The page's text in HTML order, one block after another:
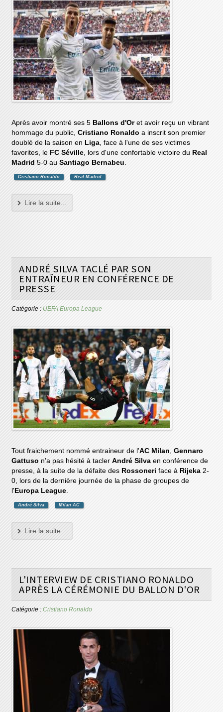
Après avoir montré ses 5 Ballons d'Oret avoir reçu un vibrant
hommage du public,Cristiano Ronaldo a inscrit son premier
doublé de la saison en Liga, face à l'une de ses victimes
favorites, le FC Séville, lors d'une confortable victoire du Real
Madrid5-0 auSantiago Bernabeu.
Cristiano Ronaldo Real Madrid
Lire la suite...
ANDRÉ SILVA TACLÉ PAR SON
ENTRAÎNEUR EN CONFÉRENCE DE
PRESSE
Catégorie :UEFA Europa League
Tout fraichement nommé entraineur de l'AC Milan,Gennaro
Gattuso n'a pas hésité à taclerAndré Silva en conférence de
presse, à la suite de la défaite des Rossoneriface à Rijeka2-
0, lors de la dernière journée de la phase de groupes de
l'Europa League.
André Silva Milan AC
Lire la suite...
L'INTERVIEW DE CRISTIANO RONALDO
APRÈS LA CÉRÉMONIE DU BALLON D'OR
Catégorie :Cristiano Ronaldo